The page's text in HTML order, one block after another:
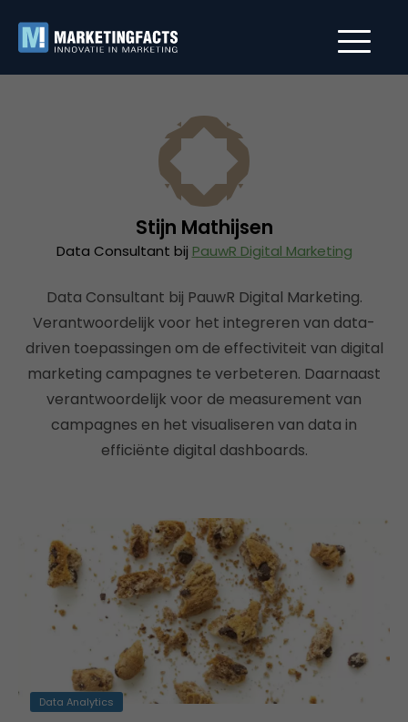
Stijn Mathijsen
Data Consultant bij PauwR Digital Marketing
Data Consultant bij PauwR Digital Marketing.
Verantwoordelijk voor het integreren van data-
driven toepassingen om de effectiviteit van digital
marketing campagnes te verbeteren. Daarnaast
verantwoordelijk voor de measurement van
campagnes en het visualiseren van data in
efficiënte digital dashboards.
Data Analytics